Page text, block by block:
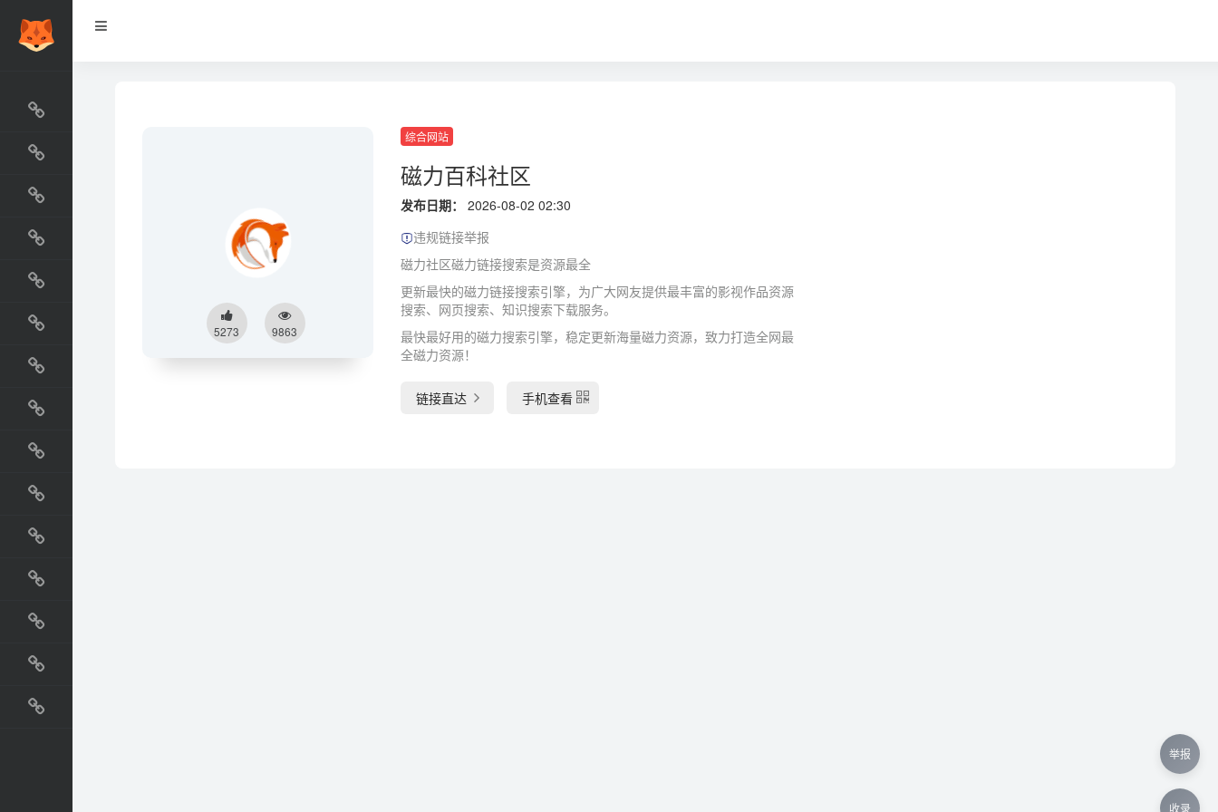
最新收录
网站资源榜
交流排行榜
金融排行榜
阅读排行榜
工具排行榜
设计排行榜
国外网站
生活
直播
动漫
电影
教程
纪录片
5273 9863
综合网站
磁力百科社区
发布日期：
2026-08-02 02:30
违规链接举报
磁力社区磁力链接搜索是资源最全
更新最快的磁力链接搜索引擎，为广大网友提供最丰富的影视作品资源
搜索、网页搜索、知识搜索下载服务。
最快最好用的磁力搜索引擎，稳定更新海量磁力资源，致力打造全网最
全磁力资源！
链接直达 手机查看
举报
收录